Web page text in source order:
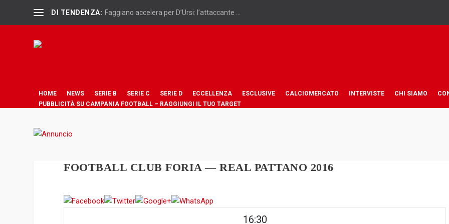
DI TENDENZA: Faggiano accelera per D’Ursi: l’attaccante ...
HOME NEWS SERIE B SERIE C SERIE D ECCELLENZA ESCLUSIVE CALCIOMERCATO INTERVISTE CHI SIAMO
PUBBLICITÀ SU CAMPANIA FOOTBALL – RAGGIUNGI IL TUO TARGET
FOOTBALL CLUB FORIA — REAL PATTANO 2016
16:30